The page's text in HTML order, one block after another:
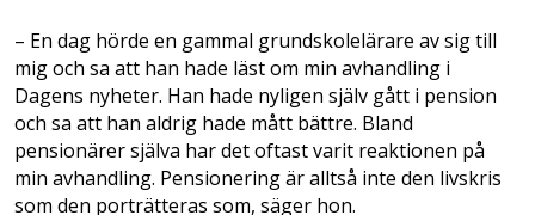
– En dag hörde en gammal grundskole­lärare av sig till
mig och sa att han hade läst om min avhandling i
Dagens nyheter. Han hade nyligen själv gått i pension
och sa att han aldrig hade mått bättre. Bland
pensionärer själva har det oftast varit reaktionen på
min avhandling. Pensionering är alltså inte den livskris
som den porträtteras som, säger hon.